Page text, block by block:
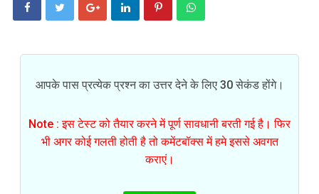
आपके पास प्रत्येक प्रश्न का उत्तर देने के लिए 30 सेकंड होंगे।
Note : इस टेस्ट को तैयार करने में पूर्ण सावधानी बरती गई है। फिर
भी अगर कोई गलती होती है तो कमेंटबॉक्स में हमे इससे अवगत
कराएं।